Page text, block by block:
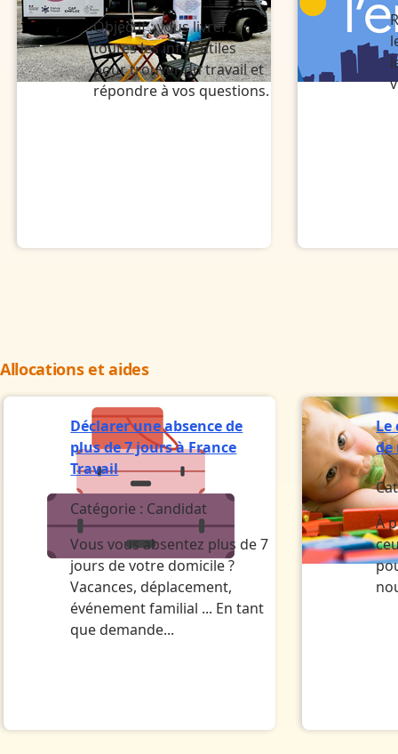
Objectif : vous livrer
toutes les infos utiles
pour trouver du travail et
répondre à vos questions.
Allocations et aides
Déclarer une absence de
plus de 7 jours à France
Travail
Catégorie : Candidat
Vous vous absentez plus de 7
jours de votre domicile ?
Vacances, déplacement,
événement familial ... En tant
que demande...
Le
de
À